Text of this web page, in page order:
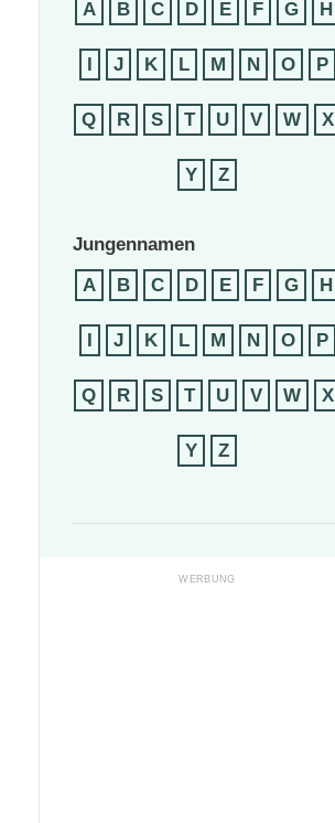
A
B C D E F G H
I J K L M N O P
Q R S T U V W X
Y Z
Jungennamen
A
B C D E F G H
I J K L M N O P
Q R S T U V W X
Y Z